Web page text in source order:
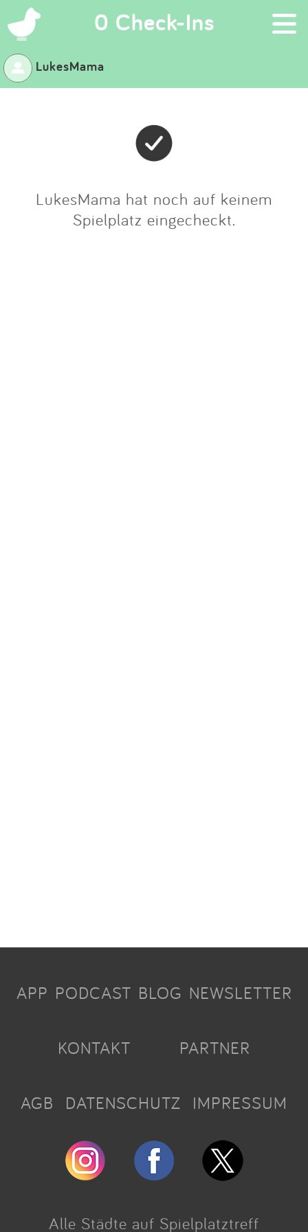
0 Check-Ins ×
Suchen
Eintragen
App
Blog
Partner
LukesMama
LukesMama hat noch auf keinem
Spielplatz eingecheckt.
APP PODCAST BLOG NEWSLETTER
KONTAKT PARTNER
AGB DATENSCHUTZ IMPRESSUM
Alle Städte auf Spielplatztreff